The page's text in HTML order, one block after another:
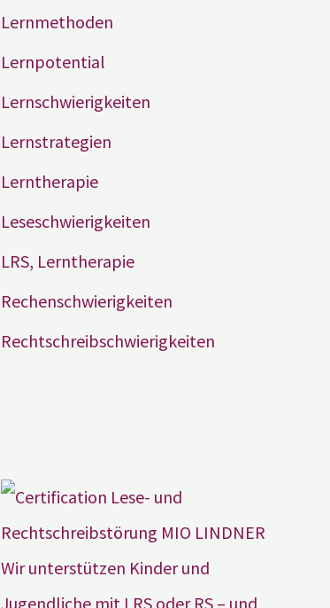
Lernmethoden
Lernpotential
Lernschwierigkeiten
Lernstrategien
Lerntherapie
Leseschwierigkeiten
LRS, Lerntherapie
Rechenschwierigkeiten
Rechtschreibschwierigkeiten
Wir unterstützen Kinder und
Jugendliche mit LRS oder RS – und